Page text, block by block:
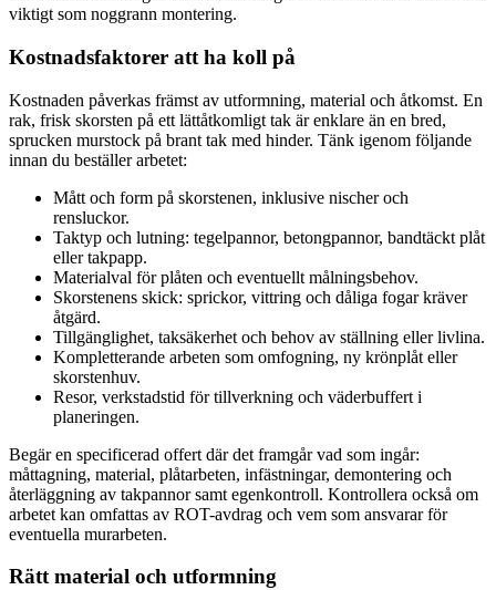
viktigt som noggrann montering.
Kostnadsfaktorer att ha koll på
Kostnaden påverkas främst av utformning, material och åtkomst. En
rak, frisk skorsten på ett lättåtkomligt tak är enklare än en bred,
sprucken murstock på brant tak med hinder. Tänk igenom följande
innan du beställer arbetet:
Mått och form på skorstenen, inklusive nischer och
rensluckor.
Taktyp och lutning: tegelpannor, betongpannor, bandtäckt plåt
eller takpapp.
Materialval för plåten och eventuellt målningsbehov.
Skorstenens skick: sprickor, vittring och dåliga fogar kräver
åtgärd.
Tillgänglighet, taksäkerhet och behov av ställning eller livlina.
Kompletterande arbeten som omfogning, ny krönplåt eller
skorstenhuv.
Resor, verkstadstid för tillverkning och väderbuffert i
planeringen.
Begär en specificerad offert där det framgår vad som ingår:
måttagning, material, plåtarbeten, infästningar, demontering och
återläggning av takpannor samt egenkontroll. Kontrollera också om
arbetet kan omfattas av ROT-avdrag och vem som ansvarar för
eventuella murarbeten.
Rätt material och utformning